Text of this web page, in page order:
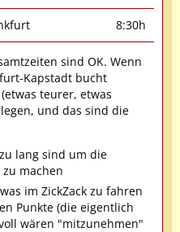
8:30h
sind OK. Wenn
Kapstadt bucht
teurer, etwas
und das sind die
lang sind um die
machen
im ZickZack zu fahren
Punkte (die eigentlich
wären "mitzunehmen"